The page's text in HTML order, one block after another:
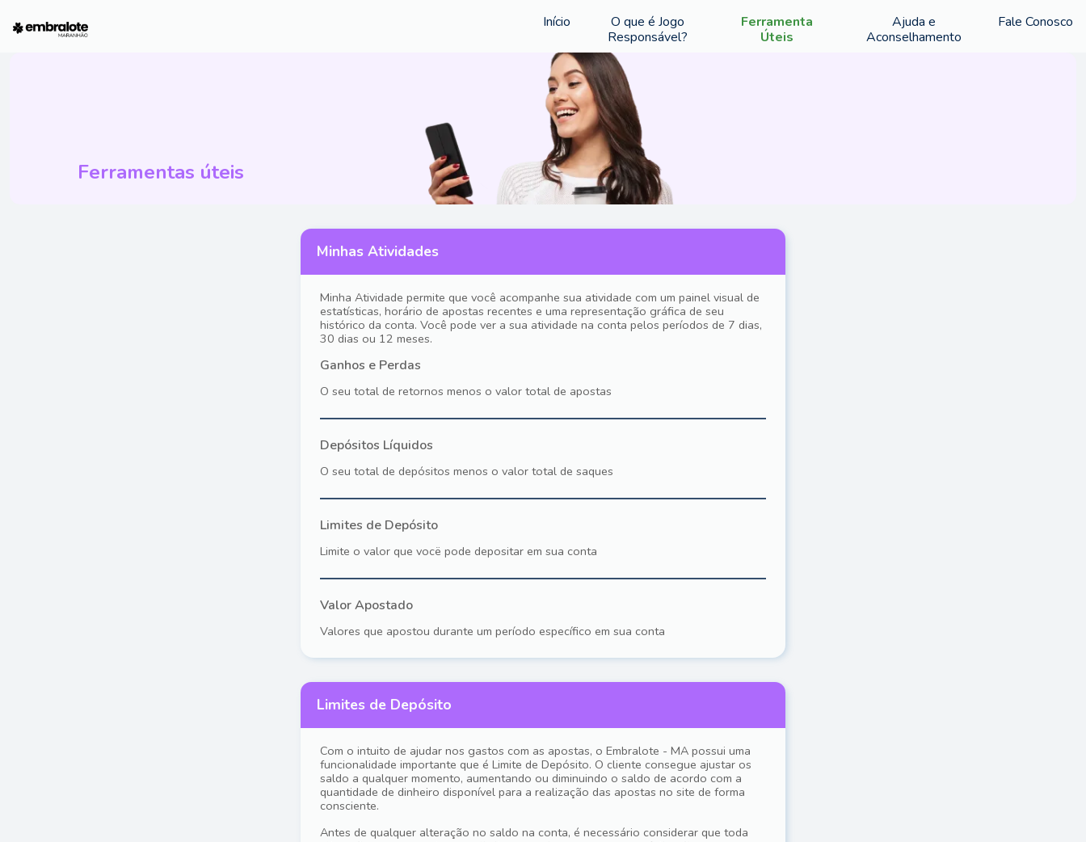
Início
O que é Jogo
Responsável?
Ferramenta
Úteis
Ajuda e
Aconselhamento
Fale Conosco
Ferramentas úteis
Minhas Atividades
Minha Atividade permite que você acompanhe sua atividade com um painel visual de
estatísticas, horário de apostas recentes e uma representação gráfica de seu
histórico da conta. Você pode ver a sua atividade na conta pelos períodos de 7 dias,
30 dias ou 12 meses.
Ganhos e Perdas
O seu total de retornos menos o valor total de apostas
Depósitos Líquidos
O seu total de depósitos menos o valor total de saques
Limites de Depósito
Limite o valor que vocë pode depositar em sua conta
Valor Apostado
Valores que apostou durante um período específico em sua conta
Limites de Depósito
Com o intuito de ajudar nos gastos com as apostas, o Embralote - MA possui uma
funcionalidade importante que é Limite de Depósito. O cliente consegue ajustar os
saldo a qualquer momento, aumentando ou diminuindo o saldo de acordo com a
quantidade de dinheiro disponível para a realização das apostas no site de forma
consciente.
Antes de qualquer alteração no saldo na conta, é necessário considerar que toda